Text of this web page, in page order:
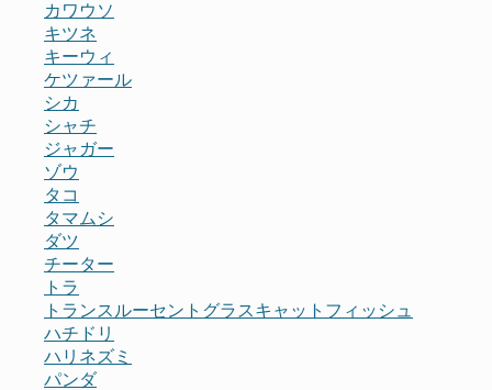
カワウソ
キツネ
キーウィ
ケツァール
シカ
シャチ
ジャガー
ゾウ
タコ
タマムシ
ダツ
チーター
トラ
トランスルーセントグラスキャットフィッシュ
ハチドリ
ハリネズミ
パンダ